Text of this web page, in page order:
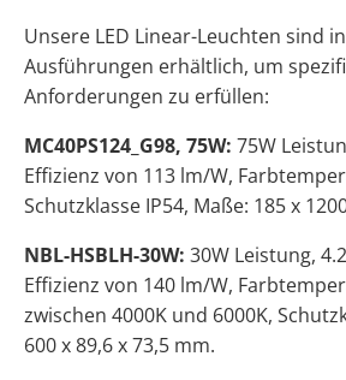
Unsere LED Linear-Leuchten sind
Ausführungen erhältlich, um
Anforderungen zu erfüllen:
MC40PS124_G98, 75W: 75W
Effizienz von 113 lm/W,
Schutzklasse IP54, Maße: 185 x
NBL-HSBLH-30W: 30W Leistung,
Effizienz von 140 lm/W,
zwischen 4000K und 6000K,
600 x 89,6 x 73,5 mm.